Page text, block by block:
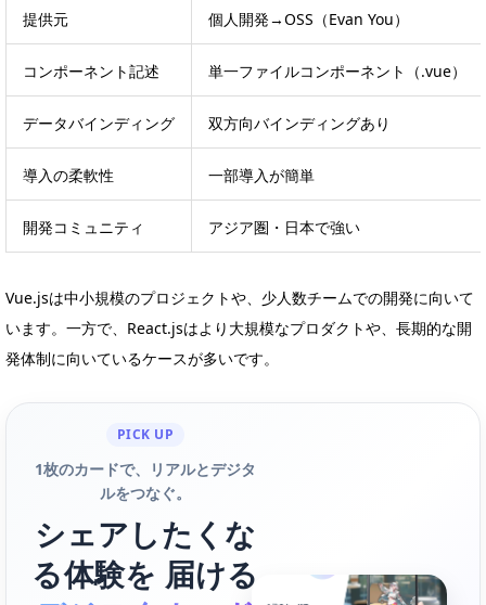
提供元 個人開発→OSS（Evan You）
コンポーネント記述 単一ファイルコンポーネント（.vue）
データバインディング 双方向バインディングあり
導入の柔軟性 一部導入が簡単
開発コミュニティ アジア圏・日本で強い
Vue.jsは中小規模のプロジェクトや、少人数チームでの開発に向いて
います。一方で、React.jsはより大規模なプロダクトや、長期的な開
発体制に向いているケースが多いです。
PICK UP
1枚のカードで、リアルとデジタ
ルをつなぐ。
シェアしたくな
る体験を 届ける